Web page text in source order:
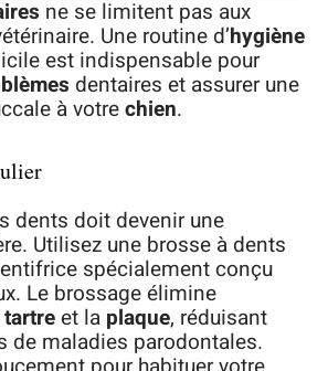
ne se limitent pas aux
Une routine d’hygiène
est indispensable pour
dentaires et assurer une
à votrechien.
dents doit devenir une
Utilisez une brosse à dents
spécialement conçu
Le brossage élimine
tartreet la plaque, réduisant
de maladies parodontales.